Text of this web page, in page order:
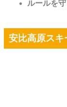
ルールを
安比高原スキ